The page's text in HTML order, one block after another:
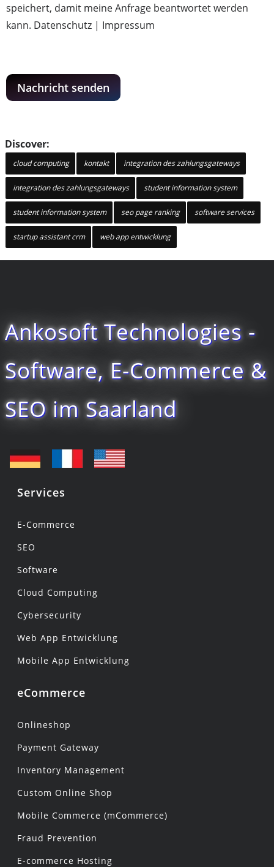
speichert, damit meine Anfrage beantwortet werden
kann. Datenschutz | Impressum
Nachricht senden
Discover:
cloud computing kontakt integration des zahlungsgateways
integration des zahlungsgateways student information system
student information system seo page ranking software services
startup assistant crm web app entwicklung
Ankosoft Technologies -
Software, E-Commerce &
SEO im Saarland
Services
E-Commerce
SEO
Software
Cloud Computing
Cybersecurity
Web App Entwicklung
Mobile App Entwicklung
eCommerce
Onlineshop
Payment Gateway
Inventory Management
Custom Online Shop
Mobile Commerce (mCommerce)
Fraud Prevention
E-commerce Hosting